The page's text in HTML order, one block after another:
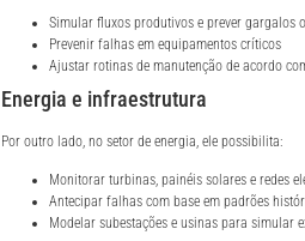
Simular fluxos produtivos e prever gargalos
Prevenir falhas em equipamentos críticos
Ajustar rotinas de manutenção de acordo
Energia e infraestrutura
Por outro lado, no setor de energia, ele possibilita:
Monitorar turbinas, painéis solares e redes
Antecipar falhas com base em padrões
Modelar subestações e usinas para simular